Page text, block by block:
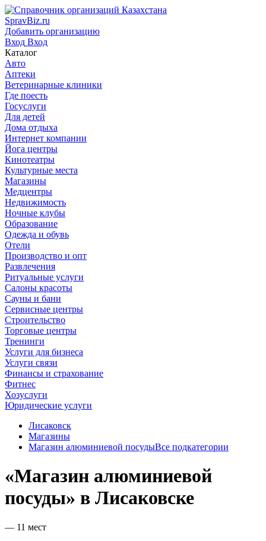
SpravBiz.ru
Добавить организацию
Вход Вход
Каталог
Авто
Аптеки
Ветеринарные клиники
Где поесть
Госуслуги
Для детей
Дома отдыха
Интернет компании
Йога центры
Кинотеатры
Культурные места
Магазины
Медцентры
Недвижимость
Ночные клубы
Образование
Одежда и обувь
Отели
Производство и опт
Развлечения
Ритуальные услуги
Салоны красоты
Сауны и бани
Сервисные центры
Строительство
Торговые центры
Тренинги
Услуги для бизнеса
Услуги связи
Финансы и страхование
Фитнес
Хозуслуги
Юридические услуги
Лисаковск
Магазины
Магазин алюминиевой посудыВсе подкатегории
«Магазин алюминиевой
посуды» в Лисаковске
— 11 мест